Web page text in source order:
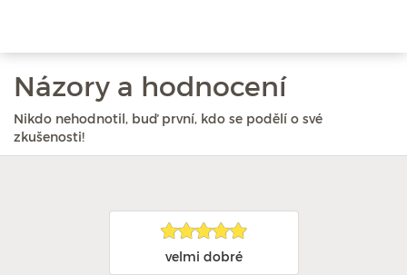
Názory a hodnocení
Nikdo nehodnotil, buď první, kdo se podělí o své
zkušenosti!
velmi dobré